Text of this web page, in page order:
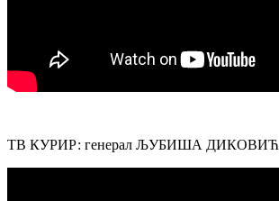
ТВ КУРИР: генерал ЉУБИША ДИКОВИЋ